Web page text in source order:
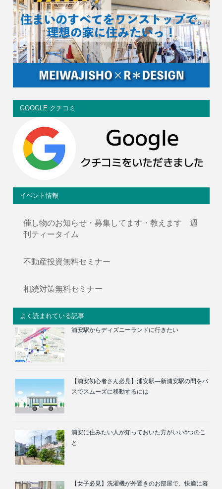
GOOGLE クチコミ
イベント情報
催し物のお知らせ・募集してます・教えます 週
刊ティータイム
不動産投資無料セミナー
相続対策無料セミナー
よく読まれている記事
浦安駅からディズニーランドに行きたい
【浦安初心者さん必見】浦安駅―新浦安駅の間をバ
スでスムーズに移動するには
浦安に住みたい人が知っておいた方がいい5つのこ
と
【女子必見】洗濯機が外置きのお部屋で、快適に暮